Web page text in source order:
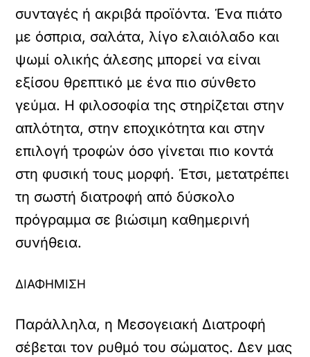
συνταγές ή ακριβά προϊόντα. Ένα πιάτο
με όσπρια, σαλάτα, λίγο ελαιόλαδο και
ψωμί ολικής άλεσης μπορεί να είναι
εξίσου θρεπτικό με ένα πιο σύνθετο
γεύμα. Η φιλοσοφία της στηρίζεται στην
απλότητα, στην εποχικότητα και στην
επιλογή τροφών όσο γίνεται πιο κοντά
στη φυσική τους μορφή. Έτσι, μετατρέπει
τη σωστή διατροφή από δύσκολο
πρόγραμμα σε βιώσιμη καθημερινή
συνήθεια.
ΔΙΑΦΗΜΙΣΗ
Παράλληλα, η Μεσογειακή Διατροφή
σέβεται τον ρυθμό του σώματος. Δεν μας